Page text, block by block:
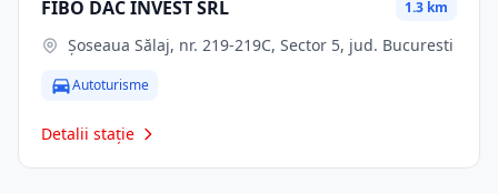
FIBO DAC INVEST SRL 1.3 km
Șoseaua Sălaj, nr. 219-219C, Sector 5, jud. Bucuresti
Autoturisme
Detalii stație